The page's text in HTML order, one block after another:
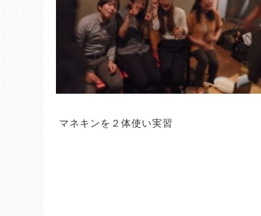
マネキンを２体使い実習